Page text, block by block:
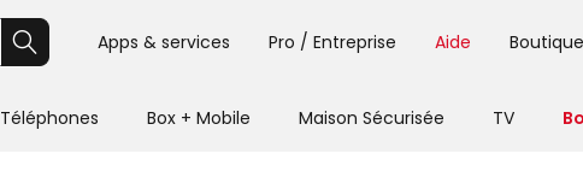
Apps & services Pro / Entreprise Aide
Téléphones Box + Mobile Maison Sécurisée TV